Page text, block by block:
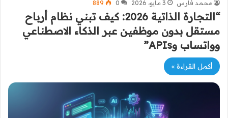
محمد فارس 3 مايو، 2026 0
889
“التجارة الذاتية 2026: كيف تبني نظام أرباح
مستقل بدون موظفين عبر الذكاء الاصطناعي
وواتساب وAPIs”
أكمل القراءة »